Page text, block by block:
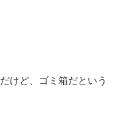
けど、ゴミ箱だという